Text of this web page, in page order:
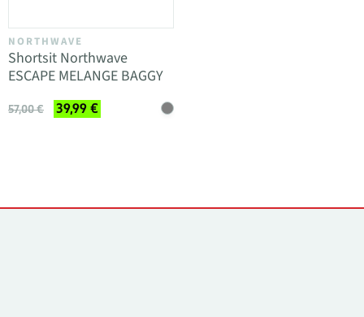
NORTHWAVE
Shortsit Northwave
ESCAPE MELANGE BAGGY
57,00 € 39,99 €